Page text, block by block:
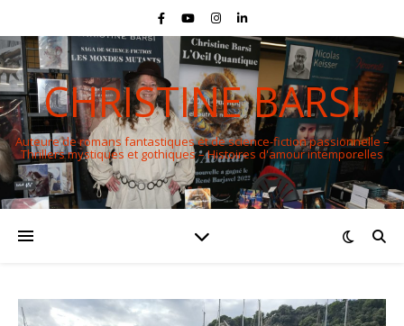
CHRISTINE BARSI
Auteure de romans fantastiques et de science-fiction passionnelle –
Thrillers mystiques et gothiques – Histoires d'amour intemporelles